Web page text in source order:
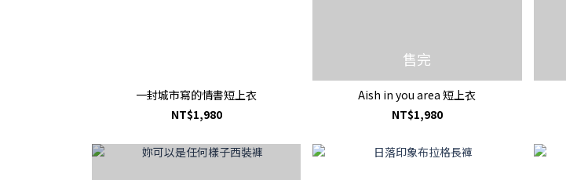
一封城市寫的情書短上衣
NT$1,980
售完
Aish in you area 短上衣
NT$1,980